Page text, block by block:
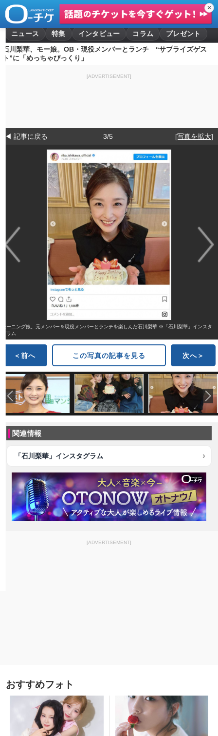
✕
ニュース 特集 インタビュー コラム
プレゼント
石川梨華、モー娘。OB・現役メンバーとランチ “サプライズゲス
ト”に「めっちゃびっくり」
[ADVERTISEMENT]
◀ 記事に戻る 3/5 [写真を拡大]
モーニング娘。元メンバー＆現役メンバーとランチを楽しんだ石川梨華 ※「石川梨華」インスタ
グラム
＜前へ この写真の記事を見る 次へ＞
関連情報
「石川梨華」インスタグラム
[ADVERTISEMENT]
おすすめフォト